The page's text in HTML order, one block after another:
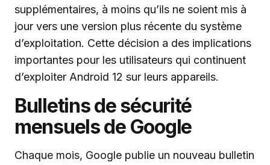
supplémentaires, à moins qu’ils ne soient mis à
jour vers une version plus récente du système
d’exploitation. Cette décision a des implications
importantes pour les utilisateurs qui continuent
d’exploiter Android 12 sur leurs appareils.
Bulletins de sécurité
mensuels de Google
Chaque mois, Google publie un nouveau bulletin